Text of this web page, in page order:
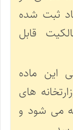
ثبت شده
قابل
این ماده
های
می شود و